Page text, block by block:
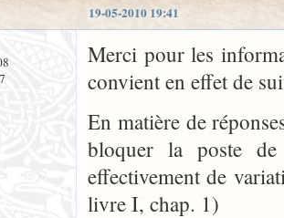
19-05-2010 19:41
Merci pour les
convient en effet de
En matière de
bloquer la poste
effectivement de
livre I, chap. 1)